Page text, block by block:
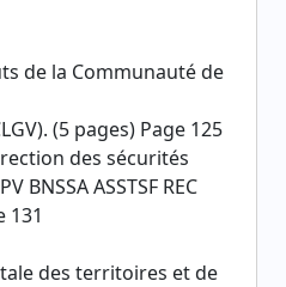
de la Communauté de
(5 pages) Page 125
des sécurités
BNSSA ASSTSF REC
131
des territoires et de